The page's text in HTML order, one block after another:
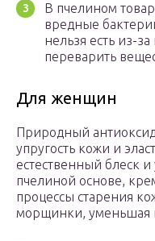
В пчелином
вредные
нельзя есть из-
переварить
Для женщин
Природный
упругость кожи и
естественный блеск
пчелиной основе,
процессы старения
морщинки, уменьшая